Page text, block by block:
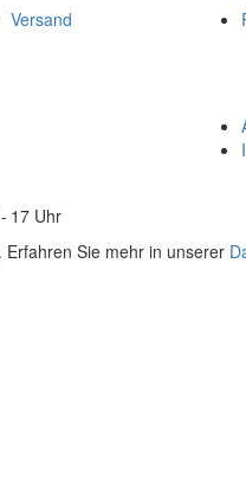
Versand
17 Uhr
Sie mehr in unserer